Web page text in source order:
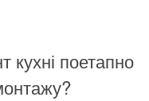
поетапно